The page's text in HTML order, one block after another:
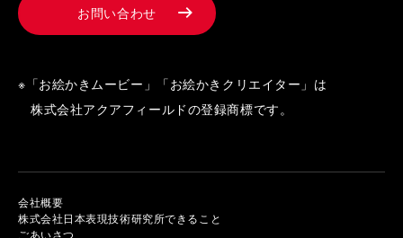
お問い合わせ
※「お絵かきムービー」「お絵かきクリエイター」は
株式会社アクアフィールドの登録商標です。
会社概要
株式会社日本表現技術研究所できること
ごあいさつ